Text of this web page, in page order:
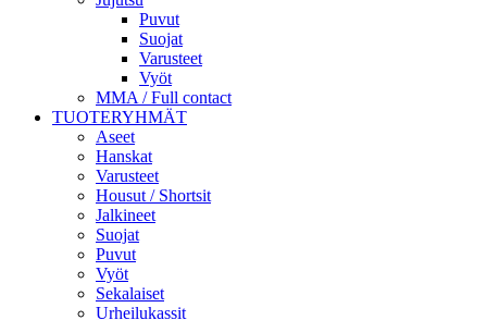
Puvut
Suojat
Varusteet
Vyöt
MMA / Full contact
TUOTERYHMÄT
Aseet
Hanskat
Varusteet
Housut / Shortsit
Jalkineet
Suojat
Puvut
Vyöt
Sekalaiset
Urheilukassit